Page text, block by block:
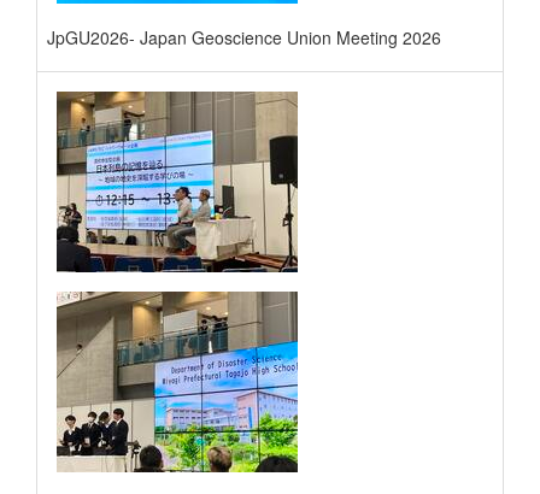
JpGU2026- Japan Geoscience Union Meeting 2026